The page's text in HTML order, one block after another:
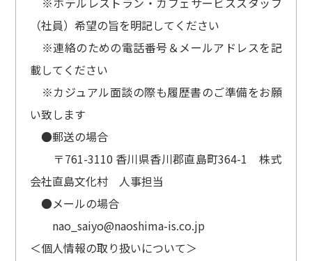
（社員）希望の旨を明記してください
※連絡のための電話番号＆メールアドレスを記
載してください
※カジュアル面談の際も履歴書のご準備をお願
い致します
●郵送の場合
〒761-3110 香川県香川郡直島町364-1 株式
会社直島文化村 人事担当
●メールの場合
nao_saiyo@naoshima-is.co.jp
＜個人情報の取り扱いについて＞